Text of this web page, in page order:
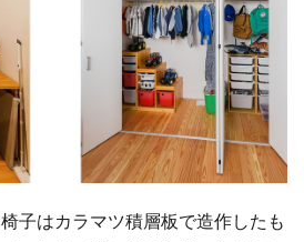
子はカラマツ積層板で造作したも